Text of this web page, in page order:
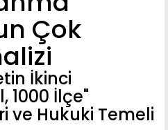
Çok
İkinci
1000 İlçe"
ve Hukuki Temeli